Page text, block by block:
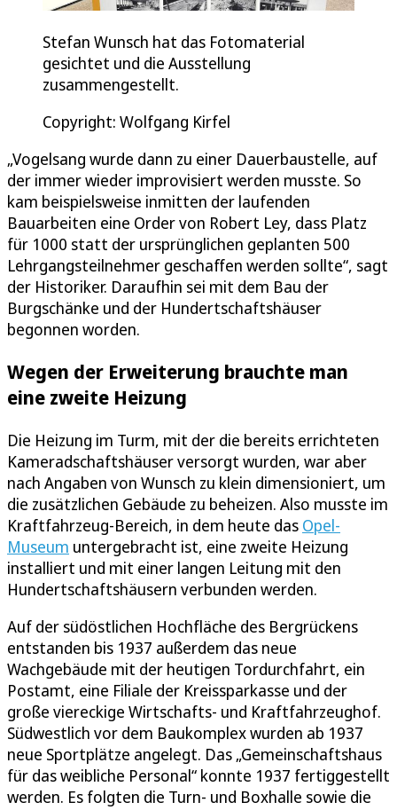
Stefan Wunsch hat das Fotomaterial
gesichtet und die Ausstellung
zusammengestellt.
Copyright: Wolfgang Kirfel
„Vogelsang wurde dann zu einer Dauerbaustelle, auf
der immer wieder improvisiert werden musste. So
kam beispielsweise inmitten der laufenden
Bauarbeiten eine Order von Robert Ley, dass Platz
für 1000 statt der ursprünglichen geplanten 500
Lehrgangsteilnehmer geschaffen werden sollte“, sagt
der Historiker. Daraufhin sei mit dem Bau der
Burgschänke und der Hundertschaftshäuser
begonnen worden.
Wegen der Erweiterung brauchte man
eine zweite Heizung
Die Heizung im Turm, mit der die bereits errichteten
Kameradschaftshäuser versorgt wurden, war aber
nach Angaben von Wunsch zu klein dimensioniert, um
die zusätzlichen Gebäude zu beheizen. Also musste im
Kraftfahrzeug-Bereich, in dem heute das Opel-
Museum untergebracht ist, eine zweite Heizung
installiert und mit einer langen Leitung mit den
Hundertschaftshäusern verbunden werden.
Auf der südöstlichen Hochfläche des Bergrückens
entstanden bis 1937 außerdem das neue
Wachgebäude mit der heutigen Tordurchfahrt, ein
Postamt, eine Filiale der Kreissparkasse und der
große viereckige Wirtschafts- und Kraftfahrzeughof.
Südwestlich vor dem Baukomplex wurden ab 1937
neue Sportplätze angelegt. Das „Gemeinschaftshaus
für das weibliche Personal“ konnte 1937 fertiggestellt
werden. Es folgten die Turn- und Boxhalle sowie die